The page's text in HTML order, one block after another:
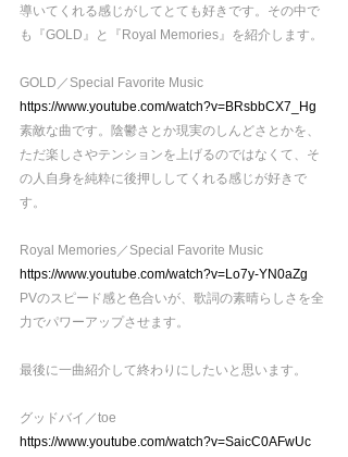
導いてくれる感じがしてとても好きです。その中で
も『GOLD』と『Royal Memories』を紹介します。
GOLD／Special Favorite Music
https://www.youtube.com/watch?v=BRsbbCX7_Hg
素敵な曲です。陰鬱さとか現実のしんどさとかを、
ただ楽しさやテンションを上げるのではなくて、そ
の人自身を純粋に後押ししてくれる感じが好きで
す。
Royal Memories／Special Favorite Music
https://www.youtube.com/watch?v=Lo7y-YN0aZg
PVのスピード感と色合いが、歌詞の素晴らしさを全
力でパワーアップさせます。
最後に一曲紹介して終わりにしたいと思います。
グッドバイ／toe
https://www.youtube.com/watch?v=SaicC0AFwUc